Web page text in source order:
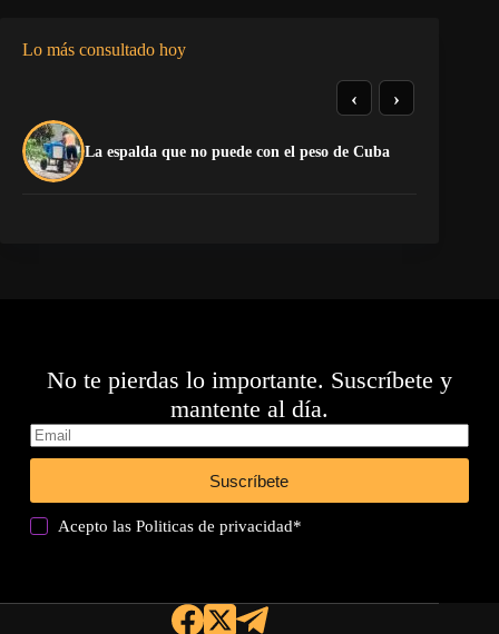
Lo más consultado hoy
La espalda que no puede con el peso de Cuba
‹ ›
No te pierdas lo importante. Suscríbete y
mantente al día.
Suscríbete
Acepto lasPoliticas de privacidad*